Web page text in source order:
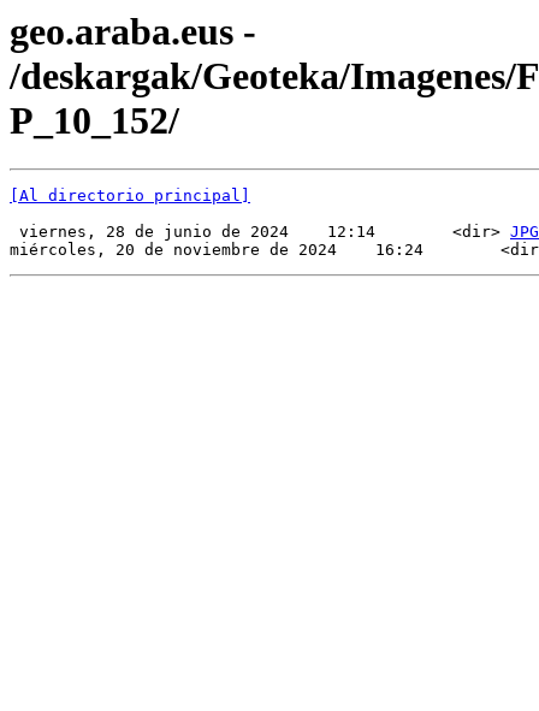
geo.araba.eus -
/deskargak/Geoteka/Imagenes/
P_10_152/
[Al directorio principal]
viernes, 28 de junio de 2024    12:14        <dir> JPG
miércoles, 20 de noviembre de 2024    16:24